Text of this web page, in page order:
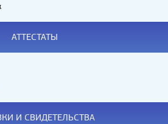
АТТЕСТАТЫ
И СВИДЕТЕЛЬСТВА